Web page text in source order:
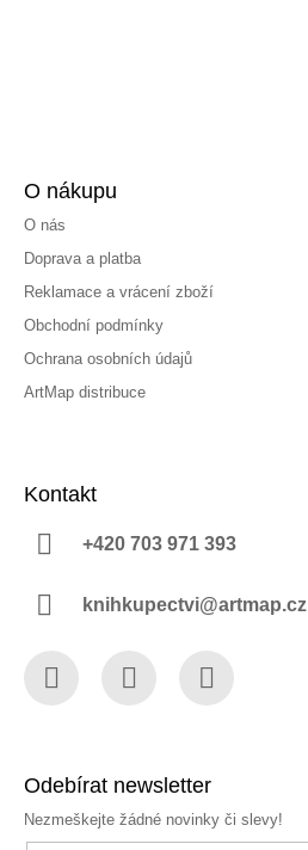
O nákupu
O nás
Doprava a platba
Reklamace a vrácení zboží
Obchodní podmínky
Ochrana osobních údajů
ArtMap distribuce
Kontakt
+420 703 971 393
knihkupectvi@artmap.cz
Odebírat newsletter
Nezmeškejte žádné novinky či slevy!